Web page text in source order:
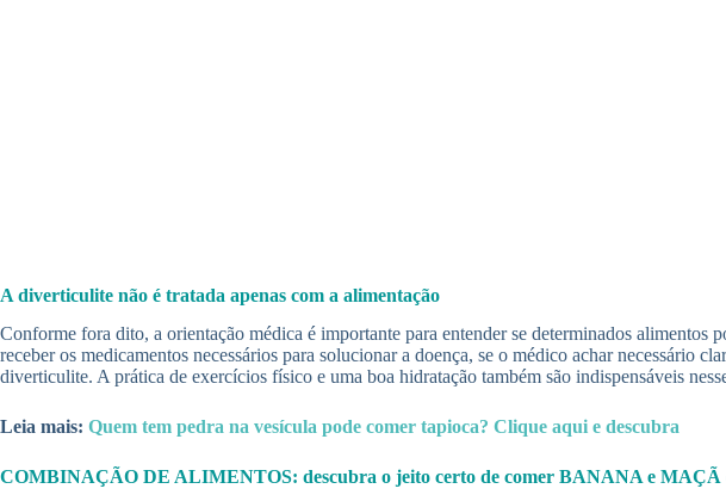
A diverticulite não é tratada apenas com a alimentação
Conforme fora dito, a orientação médica é importante para entender se determinados
receber os medicamentos necessários para solucionar a doença, se o médico achar necessário
diverticulite. A prática de exercícios físico e uma boa hidratação também são indispensáveis
Leia mais: Quem tem pedra na vesícula pode comer tapioca? Clique aqui e descubra
COMBINAÇÃO DE ALIMENTOS: descubra o jeito certo de comer BANANA e